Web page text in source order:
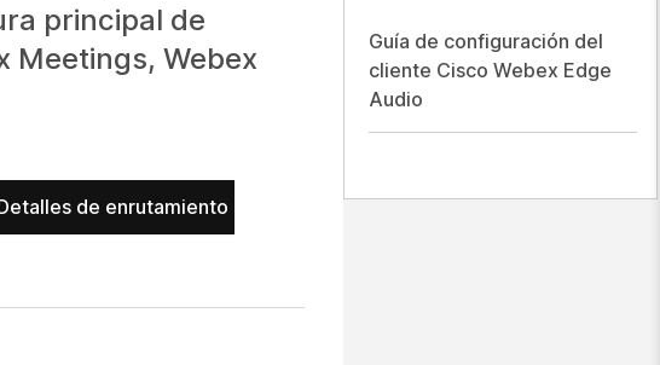
principal de
Meetings, Webex
de enrutamiento
Guía de configuración del
cliente Cisco Webex Edge
Audio